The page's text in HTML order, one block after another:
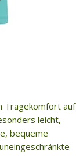
Tragekomfort auf
leicht,
bequeme